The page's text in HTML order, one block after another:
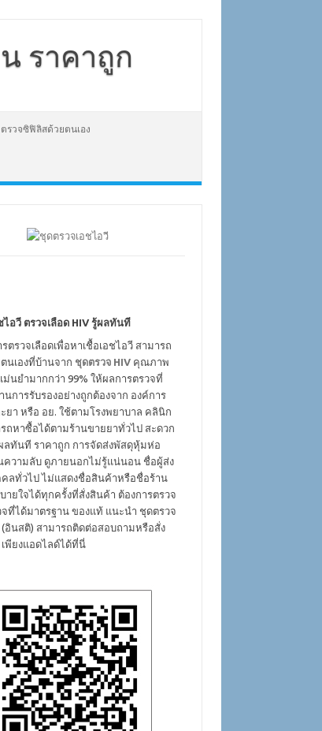
ราคาถูก
ตรวจซิฟิลิสด้วยตนเอง
ไอวี ตรวจเลือด HIV รู้ผลทันที
ตรวจเลือดเพื่อหาเชื้อเอชไอวี สามารถ
นเองที่บ้านจาก ชุดตรวจ HIV คุณภาพ
ม่นยำมากกว่า 99% ให้ผลการตรวจที่
นการรับรองอย่างถูกต้องจาก องค์การ
ยา หรือ อย. ใช้ตามโรงพยาบาล คลินิก
ถหาซื้อได้ตามร้านขายยาทั่วไป สะดวก
ผลทันที ราคาถูก การจัดส่งพัสดุหุ้มห่อ
ความลับ ดูภายนอกไม่รู้แน่นอน ชื่อผู้ส่ง
คลทั่วไป ไม่แสดงชื่อสินค้าหรือชื่อร้าน
ายใจได้ทุกครั้งที่สั่งสินค้า ต้องการตรวจ
ที่ได้มาตรฐาน ของแท้ แนะนำ ชุดตรวจ
(อินสติ) สามารถติดต่อสอบถามหรือสั่ง
เพียงแอดไลด์ได้ที่นี่